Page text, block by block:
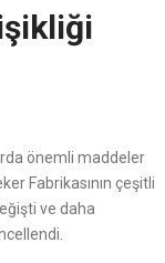
önemli maddeler
Fabrikasının çeşitli
ve daha